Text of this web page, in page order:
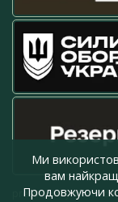
Ми
вам
Продовжуючи